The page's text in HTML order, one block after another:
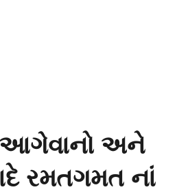
આગેવાનો અને
રમતગમત નાં